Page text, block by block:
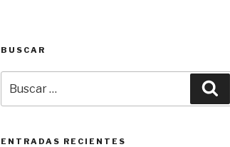
BUSCAR
por:
ENTRADAS RECIENTES